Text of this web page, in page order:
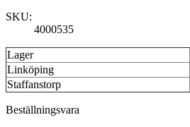
SKU:
4000535
Lager
Linköping
Staffanstorp
Beställningsvara